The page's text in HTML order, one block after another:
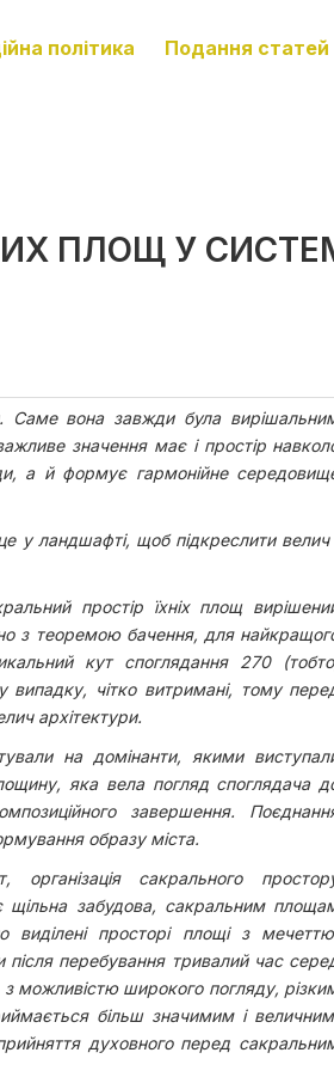
політика Подання статей
ПЛОЩ У
Саме вона завжди була
значення має і простір
а й формує гармонійне
у ландшафті, щоб підкреслити велич
простір їхніх площ
з теоремою бачення, для
кут споглядання 270
чітко витримані, тому
архітектури.
на домінанти, якими
яка вела погляд споглядача
завершення.
образу міста.
організація сакрального
забудова, сакральним
виділені просторі площі з
після перебування тривалий час
можливістю широкого погляду,
більш значимим і
духовного перед